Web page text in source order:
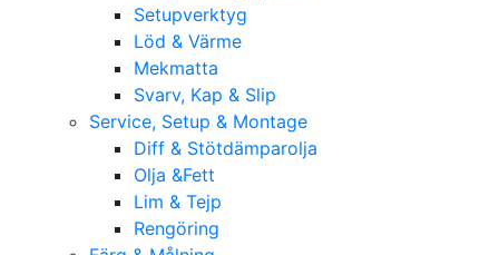
Setupverktyg
Löd & Värme
Mekmatta
Svarv, Kap & Slip
Service, Setup & Montage
Diff & Stötdämparolja
Olja &Fett
Lim & Tejp
Rengöring